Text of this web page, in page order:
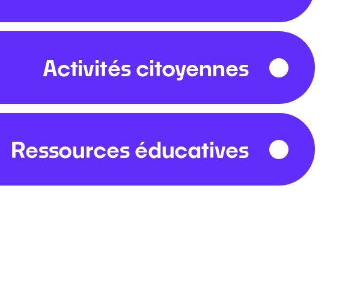
Activités citoyennes
Ressources éducatives